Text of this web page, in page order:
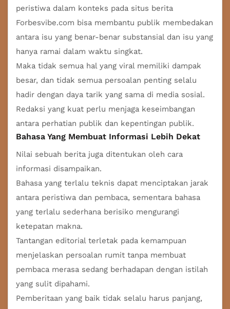
peristiwa dalam konteks pada situs berita
Forbesvibe.com bisa membantu publik membedakan
antara isu yang benar-benar substansial dan isu yang
hanya ramai dalam waktu singkat.
Maka tidak semua hal yang viral memiliki dampak
besar, dan tidak semua persoalan penting selalu
hadir dengan daya tarik yang sama di media sosial.
Redaksi yang kuat perlu menjaga keseimbangan
antara perhatian publik dan kepentingan publik.
Bahasa Yang Membuat Informasi Lebih Dekat
Nilai sebuah berita juga ditentukan oleh cara
informasi disampaikan.
Bahasa yang terlalu teknis dapat menciptakan jarak
antara peristiwa dan pembaca, sementara bahasa
yang terlalu sederhana berisiko mengurangi
ketepatan makna.
Tantangan editorial terletak pada kemampuan
menjelaskan persoalan rumit tanpa membuat
pembaca merasa sedang berhadapan dengan istilah
yang sulit dipahami.
Pemberitaan yang baik tidak selalu harus panjang,